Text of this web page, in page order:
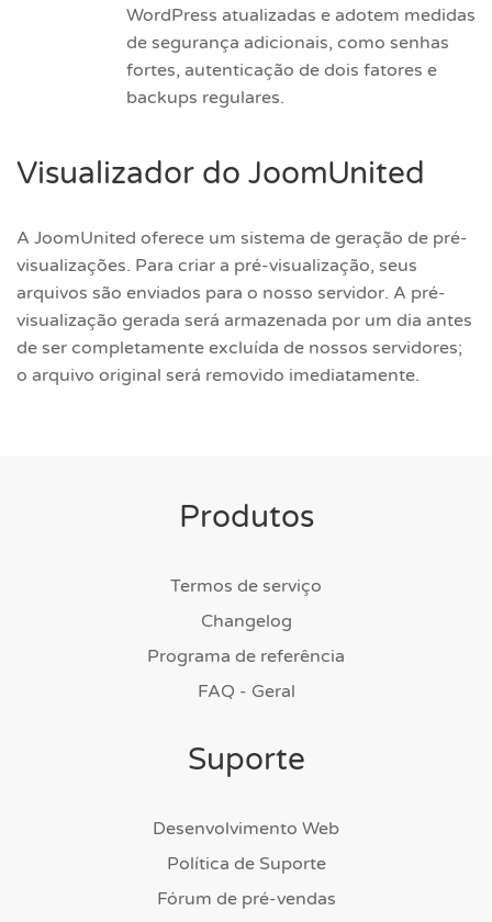
WordPress atualizadas e adotem medidas
de segurança adicionais, como senhas
fortes, autenticação de dois fatores e
backups regulares.
Visualizador do JoomUnited
A JoomUnited oferece um sistema de geração de pré-
visualizações. Para criar a pré-visualização, seus
arquivos são enviados para o nosso servidor. A pré-
visualização gerada será armazenada por um dia antes
de ser completamente excluída de nossos servidores;
o arquivo original será removido imediatamente.
Produtos
Termos de serviço
Changelog
Programa de referência
FAQ - Geral
Suporte
Desenvolvimento Web
Política de Suporte
Fórum de pré-vendas